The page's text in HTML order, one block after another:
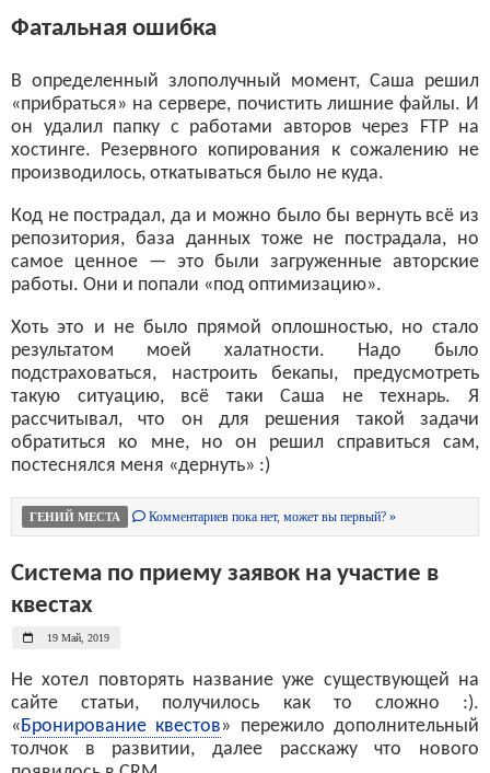
Фатальная ошибка
В определенный злополучный момент, Саша решил
«прибраться» на сервере, почистить лишние файлы. И
он удалил папку с работами авторов через FTP на
хостинге. Резервного копирования к сожалению не
производилось, откатываться было не куда.
Код не пострадал, да и можно было бы вернуть всё из
репозитория, база данных тоже не пострадала, но
самое ценное — это были загруженные авторские
работы. Они и попали «под оптимизацию».
Хоть это и не было прямой оплошностью, но стало
результатом моей халатности. Надо было
подстраховаться, настроить бекапы, предусмотреть
такую ситуацию, всё таки Саша не технарь. Я
рассчитывал, что он для решения такой задачи
обратиться ко мне, но он решил справиться сам,
постеснялся меня «дернуть» :)
ГЕНИЙ МЕСТА Комментариев пока нет, может вы первый? »
Система по приему заявок на участие в
квестах
19 Май, 2019
Не хотел повторять название уже существующей на
сайте статьи, получилось как то сложно :).
«Бронирование квестов» пережило дополнительный
толчок в развитии, далее расскажу что нового